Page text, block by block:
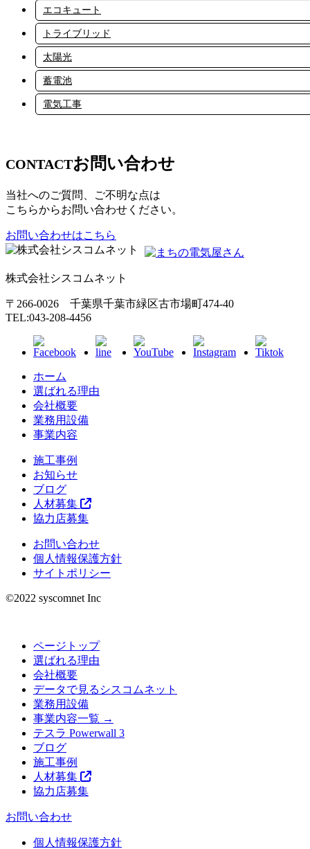
エコキュート
トライブリッド
太陽光
蓄電池
電気工事
CONTACTお問い合わせ
当社へのご質問、ご不明な点は
こちらからお問い合わせください。
お問い合わせはこちら
株式会社シスコムネット
〒266-0026 千葉県千葉市緑区古市場町474-40
TEL:043-208-4456
ホーム
選ばれる理由
会社概要
業務用設備
事業内容
施工事例
お知らせ
ブログ
人材募集
協力店募集
お問い合わせ
個人情報保護方針
サイトポリシー
©︎2022 syscomnet Inc
ページトップ
選ばれる理由
会社概要
データで見るシスコムネット
業務用設備
事業内容一覧 →
テスラ Powerwall 3
ブログ
施工事例
人材募集
協力店募集
お問い合わせ
個人情報保護方針